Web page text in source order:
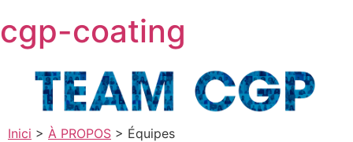
to
content
cgp-coating
Inici > À PROPOS > Équipes